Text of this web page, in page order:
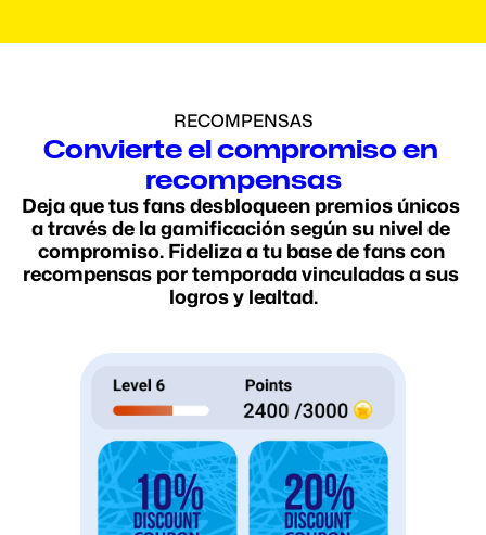
RECOMPENSAS
Convierte el compromiso en
recompensas
Deja que tus fans desbloqueen premios únicos
a través de la gamificación según su nivel de
compromiso. Fideliza a tu base de fans con
recompensas por temporada vinculadas a sus
logros y lealtad.